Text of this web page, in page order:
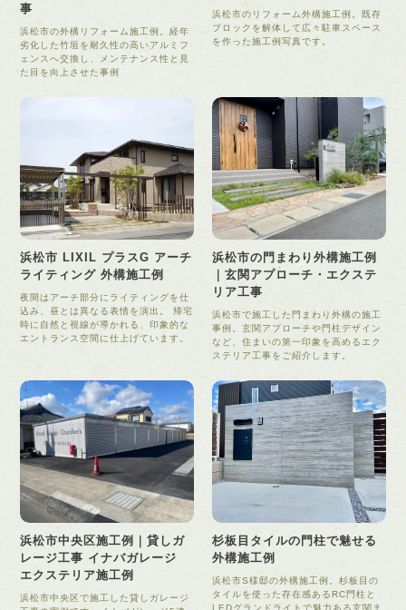
事
浜松市の外構リフォーム施工例。経年
劣化した竹垣を耐久性の高いアルミフ
ェンスへ交換し、メンテナンス性と見
た目を向上させた事例
浜松市のリフォーム外構施工例。既存
ブロックを解体して広々駐車スペース
を作った施工例写真です。
浜松市 LIXIL プラスG アーチ
ライティング 外構施工例
夜間はアーチ部分にライティングを仕
込み、昼とは異なる表情を演出。 帰宅
時に自然と視線が導かれる、印象的な
エントランス空間に仕上げています。
浜松市の門まわり外構施工例
｜玄関アプローチ・エクステ
リア工事
浜松市で施工した門まわり外構の施工
事例。玄関アプローチや門柱デザイン
など、住まいの第一印象を高めるエク
ステリア工事をご紹介します。
浜松市中央区施工例｜貸しガ
レージ工事 イナバガレージ
エクステリア施工例
浜松市中央区で施工した貸しガレージ
杉板目タイルの門柱で魅せる
外構施工例
浜松市S様邸の外構施工例。杉板目の
タイルを使った存在感あるRC門柱と
LEDグランドライトで魅力ある玄関ま